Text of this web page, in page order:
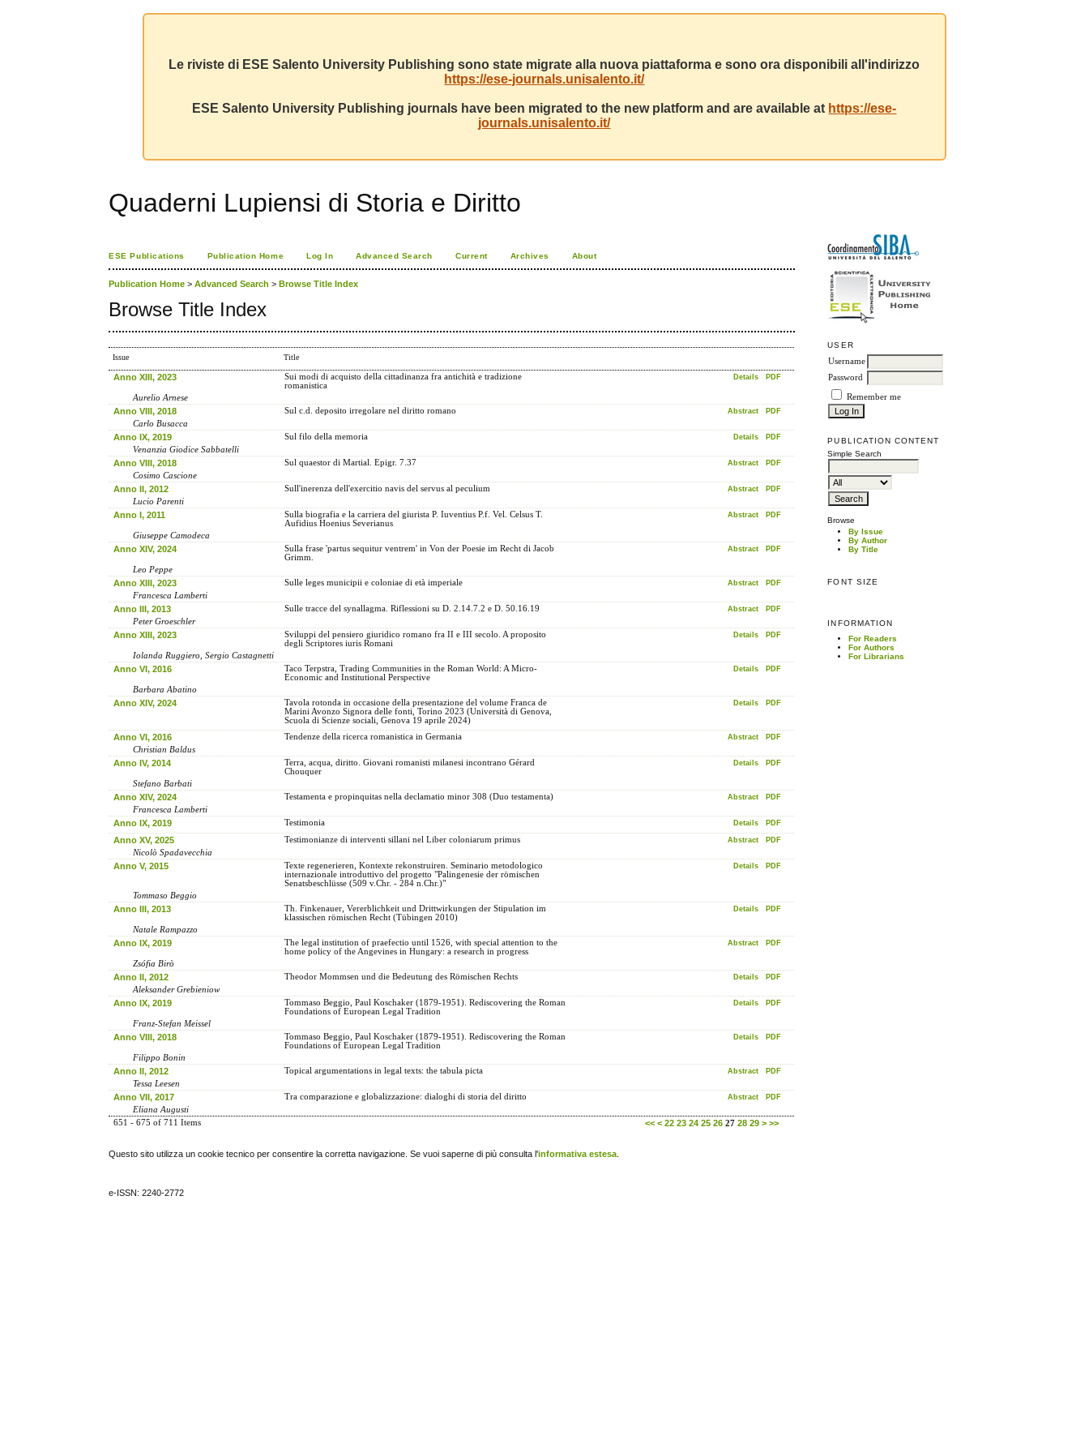
Le riviste di ESE Salento University Publishing sono state migrate alla nuova piattaforma e sono ora disponibili all'indirizzo
https://ese-journals.unisalento.it/
ESE Salento University Publishing journals have been migrated to the new platform and are available at https://ese-
journals.unisalento.it/
Quaderni Lupiensi di Storia e Diritto
USER
Username
Password
Remember me
PUBLICATION CONTENT
Simple Search
Browse
By Issue
By Author
By Title
FONT SIZE
INFORMATION
For Readers
For Authors
For Librarians
ESE Publications Publication Home Log In Advanced Search Current Archives About
Publication Home >Advanced Search >Browse Title Index
Browse Title Index
Issue Title
Anno XIII, 2023
Sui modi di acquisto della cittadinanza fra antichità e tradizione
romanistica
Details PDF
Aurelio Arnese
Anno VIII, 2018 Sul c.d. deposito irregolare nel diritto romano Abstract PDF
Carlo Busacca
Anno IX, 2019 Sul filo della memoria Details PDF
Venanzia Giodice Sabbatelli
Anno VIII, 2018 Sul quaestor di Martial. Epigr. 7.37 Abstract PDF
Cosimo Cascione
Anno II, 2012 Sull'inerenza dell'exercitio navis del servus al peculium Abstract PDF
Lucio Parenti
Anno I, 2011
Sulla biografia e la carriera del giurista P. Iuventius P.f. Vel. Celsus T.
Aufidius Hoenius Severianus
Abstract PDF
Giuseppe Camodeca
Anno XIV, 2024
Sulla frase 'partus sequitur ventrem' in Von der Poesie im Recht di Jacob
Grimm.
Abstract PDF
Leo Peppe
Anno XIII, 2023 Sulle leges municipii e coloniae di età imperiale Abstract PDF
Francesca Lamberti
Anno III, 2013 Sulle tracce del synallagma. Riflessioni su D. 2.14.7.2 e D. 50.16.19 Abstract PDF
Peter Groeschler
Anno XIII, 2023
Sviluppi del pensiero giuridico romano fra II e III secolo. A proposito
degli Scriptores iuris Romani
Details PDF
Iolanda Ruggiero, Sergio Castagnetti
Anno VI, 2016
Taco Terpstra, Trading Communities in the Roman World: A Micro-
Economic and Institutional Perspective
Details PDF
Barbara Abatino
Anno XIV, 2024
Tavola rotonda in occasione della presentazione del volume Franca de
Marini Avonzo Signora delle fonti, Torino 2023 (Università di Genova,
Scuola di Scienze sociali, Genova 19 aprile 2024)
Details PDF
Anno VI, 2016 Tendenze della ricerca romanistica in Germania Abstract PDF
Christian Baldus
Anno IV, 2014
Terra, acqua, diritto. Giovani romanisti milanesi incontrano Gérard
Chouquer
Details PDF
Stefano Barbati
Anno XIV, 2024 Testamenta e propinquitas nella declamatio minor 308 (Duo testamenta) Abstract PDF
Francesca Lamberti
Anno IX, 2019 Testimonia Details PDF
Anno XV, 2025 Testimonianze di interventi sillani nel Liber coloniarum primus Abstract PDF
Nicolò Spadavecchia
Anno V, 2015
Texte regenerieren, Kontexte rekonstruiren. Seminario metodologico
internazionale introduttivo del progetto "Palingenesie der römischen
Senatsbeschlüsse (509 v.Chr. - 284 n.Chr.)"
Details PDF
Tommaso Beggio
Anno III, 2013
Th. Finkenauer, Vererblichkeit und Drittwirkungen der Stipulation im
klassischen römischen Recht (Tübingen 2010)
Details PDF
Natale Rampazzo
Anno IX, 2019
The legal institution of praefectio until 1526, with special attention to the
home policy of the Angevines in Hungary: a research in progress
Abstract PDF
Zsófia Birò
Anno II, 2012 Theodor Mommsen und die Bedeutung des Römischen Rechts Details PDF
Aleksander Grebieniow
Anno IX, 2019
Tommaso Beggio, Paul Koschaker (1879-1951). Rediscovering the Roman
Foundations of European Legal Tradition
Details PDF
Franz-Stefan Meissel
Anno VIII, 2018
Tommaso Beggio, Paul Koschaker (1879-1951). Rediscovering the Roman
Foundations of European Legal Tradition
Details PDF
Filippo Bonin
Anno II, 2012 Topical argumentations in legal texts: the tabula picta Abstract PDF
Tessa Leesen
Anno VII, 2017 Tra comparazione e globalizzazione: dialoghi di storia del diritto Abstract PDF
Eliana Augusti
651 - 675 of 711 Items
<< < 22 23 24 25 26 27 28 29 > >>
Questo sito utilizza un cookie tecnico per consentire la corretta navigazione. Se vuoi saperne di più consulta l'informativa estesa
e-ISSN: 2240-2772